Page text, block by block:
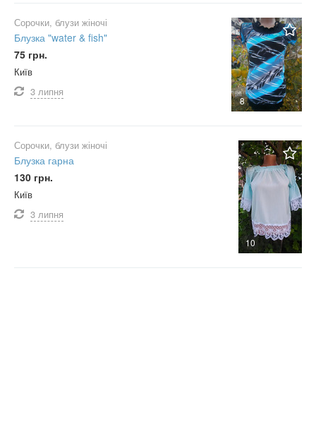
8
Сорочки, блузи жіночі
Блузка "water & fish"
75 грн.
Київ
3 липня
10
Сорочки, блузи жіночі
Блузка гарна
130 грн.
Київ
3 липня